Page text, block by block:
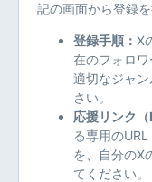
記の画面から登録を
登録手順： X
在のフォロワ
適切なジャ
さい。
応援リンク（
る専用の
を、自分のX
てください。